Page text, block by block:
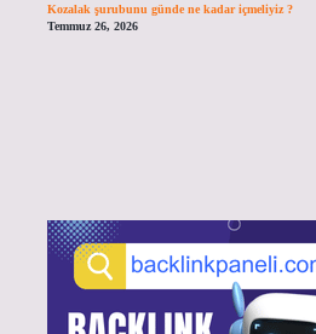
Kozalak şurubunu günde ne kadar içmeliyiz ?
Temmuz 26, 2026